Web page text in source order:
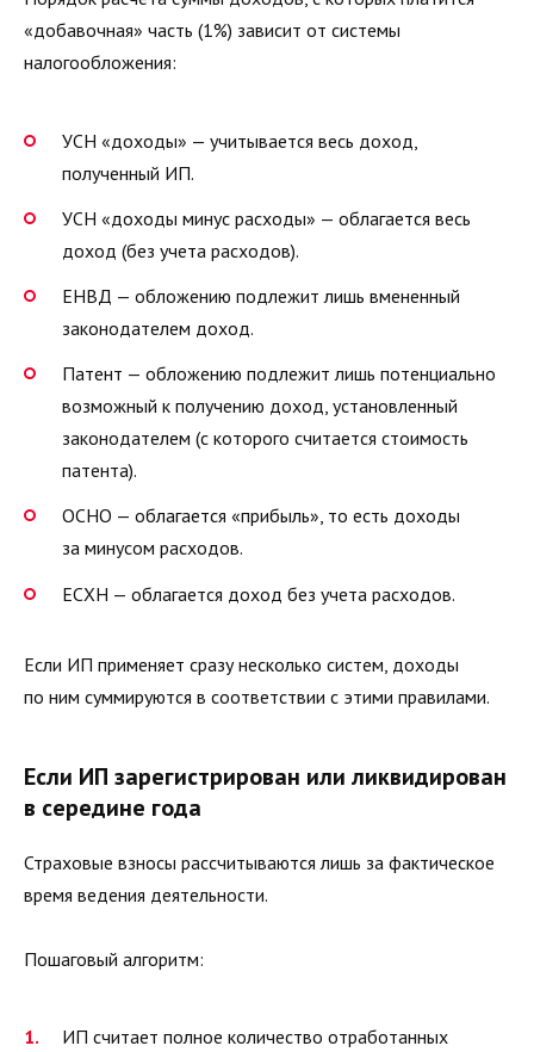
«добавочная» часть (1%) зависит от системы
налогообложения:
УСН «доходы» — учитывается весь доход,
полученный ИП.
УСН «доходы минус расходы» — облагается весь
доход (без учета расходов).
ЕНВД — обложению подлежит лишь вмененный
законодателем доход.
Патент — обложению подлежит лишь потенциально
возможный к получению доход, установленный
законодателем (с которого считается стоимость
патента).
ОСНО — облагается «прибыль», то есть доходы
за минусом расходов.
ЕСХН — облагается доход без учета расходов.
Если ИП применяет сразу несколько систем, доходы
по ним суммируются в соответствии с этими правилами.
Если ИП зарегистрирован или ликвидирован
в середине года
Страховые взносы рассчитываются лишь за фактическое
время ведения деятельности.
Пошаговый алгоритм:
ИП считает полное количество отработанных